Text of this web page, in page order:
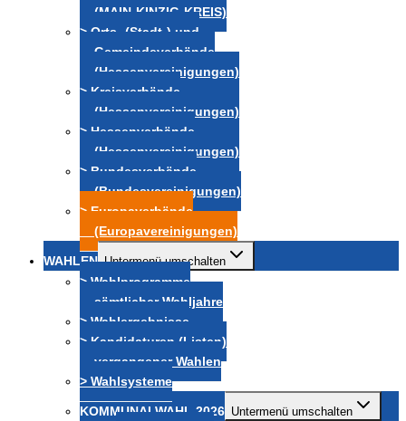
(MAIN-KINZIG-KREIS)
> Orts- (Stadt-) und
Gemeindeverbände
(Hessenvereinigungen)
> Kreisverbände
(Hessenvereinigungen)
> Hessenverbände
(Hessenvereinigungen)
> Bundesverbände
(Bundesvereinigungen)
> Europaverbände
(Europavereinigungen)
WAHLEN Untermenü umschalten
> Wahlprogramme
sämtlicher Wahljahre
> Wahlergebnisse
> Kandidaturen (Listen)
vergangener Wahlen
> Wahlsysteme
KOMMUNALWAHL 2026 Untermenü umschalten